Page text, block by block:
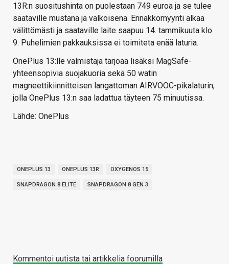
13R:n suositushinta on puolestaan 749 euroa ja se tulee
saataville mustana ja valkoisena. Ennakkomyynti alkaa
välittömästi ja saataville laite saapuu 14. tammikuuta klo
9. Puhelimien pakkauksissa ei toimiteta enää laturia.
OnePlus 13:lle valmistaja tarjoaa lisäksi MagSafe-
yhteensopivia suojakuoria sekä 50 watin
magneettikiinnitteisen langattoman AIRVOOC-pikalaturin,
jolla OnePlus 13:n saa ladattua täyteen 75 minuutissa.
Lähde: OnePlus
ONEPLUS 13 ONEPLUS 13R OXYGENOS 15
SNAPDRAGON 8 ELITE SNAPDRAGON 8 GEN 3
Kommentoi uutista tai artikkelia foorumilla